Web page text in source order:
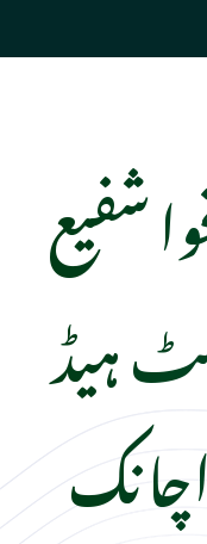
شفیع
ہیڈ